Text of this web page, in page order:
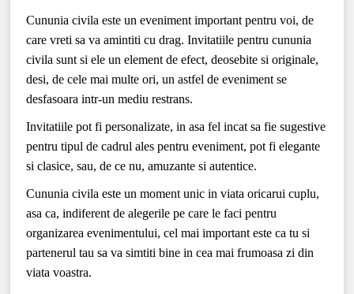
Cununia civila este un eveniment important pentru voi, de
care vreti sa va amintiti cu drag. Invitatiile pentru cununia
civila sunt si ele un element de efect, deosebite si originale,
desi, de cele mai multe ori, un astfel de eveniment se
desfasoara intr-un mediu restrans.
Invitatiile pot fi personalizate, in asa fel incat sa fie sugestive
pentru tipul de cadrul ales pentru eveniment, pot fi elegante
si clasice, sau, de ce nu, amuzante si autentice.
Cununia civila este un moment unic in viata oricarui cuplu,
asa ca, indiferent de alegerile pe care le faci pentru
organizarea evenimentului, cel mai important este ca tu si
partenerul tau sa va simtiti bine in cea mai frumoasa zi din
viata voastra.